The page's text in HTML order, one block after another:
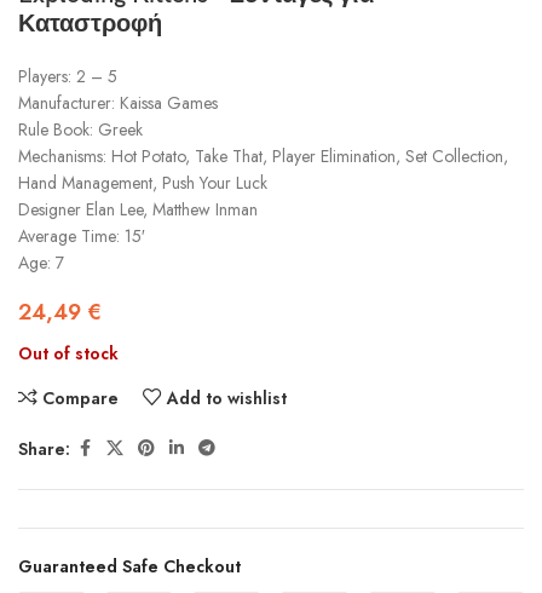
Καταστροφή
Players: 2 – 5
Manufacturer: Kaissa Games
Rule Book: Greek
Mechanisms: Hot Potato, Take That, Player Elimination, Set Collection,
Hand Management, Push Your Luck
Designer Elan Lee, Matthew Inman
Average Time: 15′
Age: 7
24,49 €
Out of stock
Compare
Add to wishlist
Share:
Guaranteed Safe Checkout